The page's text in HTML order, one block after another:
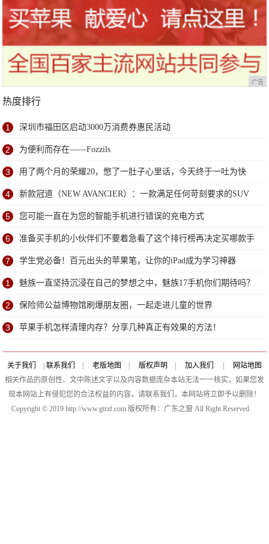
广告
热度排行
1 深圳市福田区启动3000万消费券惠民活动
2 为便利而存在——Fozzils
3 用了两个月的荣耀20，憋了一肚子心里话，今天终于一吐为快
4 新款冠道（NEW AVANCIER）：一款满足任何苛刻要求的SUV
5 您可能一直在为您的智能手机进行错误的充电方式
6 准备买手机的小伙伴们不要着急看了这个排行榜再决定买哪款手
机吧
7 学生党必备！百元出头的苹果笔，让你的iPad成为学习神器
1 魅族一直坚持沉浸在自己的梦想之中，魅族17手机你们期待吗？
2 保险师公益博物馆刷爆朋友圈，一起走进儿童的世界
3 苹果手机怎样清理内存？分享几种真正有效果的方法！
关于我们 联系我们 老版地图 版权声明 加入我们
网站地图
相关作品的原创性、文中陈述文字以及内容数据庞杂本站无法一一核实，如果您发
现本网站上有侵犯您的合法权益的内容，请联系我们，本网站将立即予以删除！
Copyright © 2019 http://www.gtrzf.com 版权所有：广东之窗 All Right Reserved.